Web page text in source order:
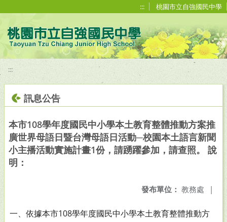
::: 桃園市立自強國民中學
:::
訊息公告
本市108學年度國民中小學本土教育整體推動方案推
廣世界母語日暨台灣母語日活動─校園本土語言新聞
小主播活動實施計畫1份，請踴躍參加，請查照。 說
明：
發布單位： 教務處 |
一、依據本市108學年度國民中小學本土教育整體推動方